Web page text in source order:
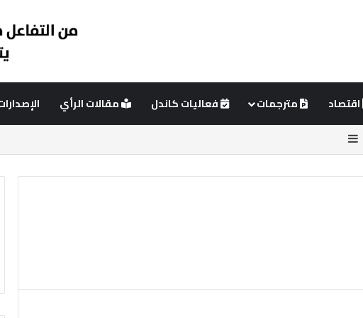
اقتصاد مترجمات فعاليات كاندل مقالات الرأي
مقال عشوائي